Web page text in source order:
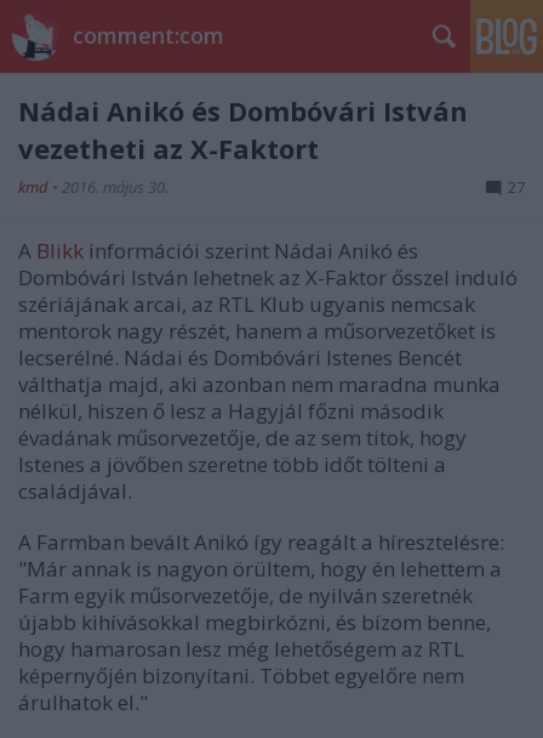
comment:com
Nádai Anikó és Dombóvári István
vezetheti az X-Faktort
kmd • 2016. május 30. 27
A Blikk információi szerint Nádai Anikó és
Dombóvári István lehetnek az X-Faktor ősszel induló
szériájának arcai, az RTL Klub ugyanis nemcsak
mentorok nagy részét, hanem a műsorvezetőket is
lecserélné. Nádai és Dombóvári Istenes Bencét
válthatja majd, aki azonban nem maradna munka
nélkül, hiszen ő lesz a Hagyjál főzni második
évadának műsorvezetője, de az sem titok, hogy
Istenes a jövőben szeretne több időt tölteni a
családjával.
A Farmban bevált Anikó így reagált a híresztelésre:
"Már annak is nagyon örültem, hogy én lehettem a
Farm egyik műsorvezetője, de nyilván szeretnék
újabb kihívásokkal megbirkózni, és bízom benne,
hogy hamarosan lesz még lehetőségem az RTL
képernyőjén bizonyítani. Többet egyelőre nem
árulhatok el."